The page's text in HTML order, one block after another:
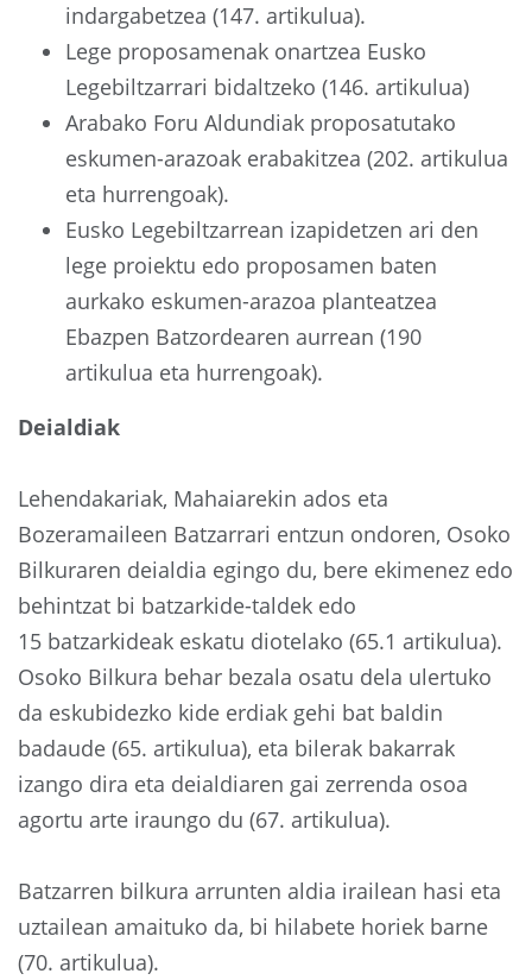
indargabetzea (147. artikulua).
Lege proposamenak onartzea Eusko
Legebiltzarrari bidaltzeko (146. artikulua)
Arabako Foru Aldundiak proposatutako
eskumen-arazoak erabakitzea (202. artikulua
eta hurrengoak).
Eusko Legebiltzarrean izapidetzen ari den
lege proiektu edo proposamen baten
aurkako eskumen-arazoa planteatzea
Ebazpen Batzordearen aurrean (190
artikulua eta hurrengoak).
Deialdiak
Lehendakariak, Mahaiarekin ados eta
Bozeramaileen Batzarrari entzun ondoren, Osoko
Bilkuraren deialdia egingo du, bere ekimenez edo
behintzat bi batzarkide-taldek edo
15 batzarkideak eskatu diotelako (65.1 artikulua).
Osoko Bilkura behar bezala osatu dela ulertuko
da eskubidezko kide erdiak gehi bat baldin
badaude (65. artikulua), eta bilerak bakarrak
izango dira eta deialdiaren gai zerrenda osoa
agortu arte iraungo du (67. artikulua).
Batzarren bilkura arrunten aldia irailean hasi eta
uztailean amaituko da, bi hilabete horiek barne
(70. artikulua).